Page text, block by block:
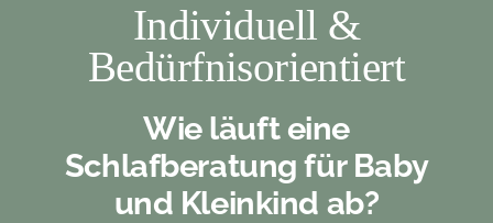
Individuell &
Bedürfnisorientiert
Wie läuft eine
Schlafberatung für Baby
und Kleinkind ab?